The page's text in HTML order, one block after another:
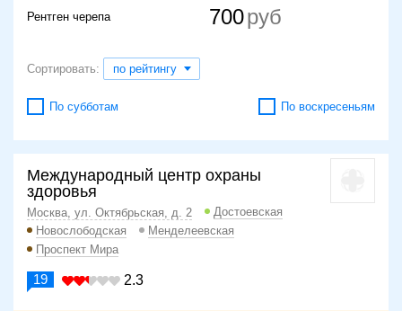
Рентген черепа 700
Сортировать: по рейтингу
По субботам По воскресеньям
Международный центр охраны
здоровья
Москва, ул. Октябрьская, д. 2
Достоевская
Новослободская
Менделеевская
Проспект Мира
19 2.3